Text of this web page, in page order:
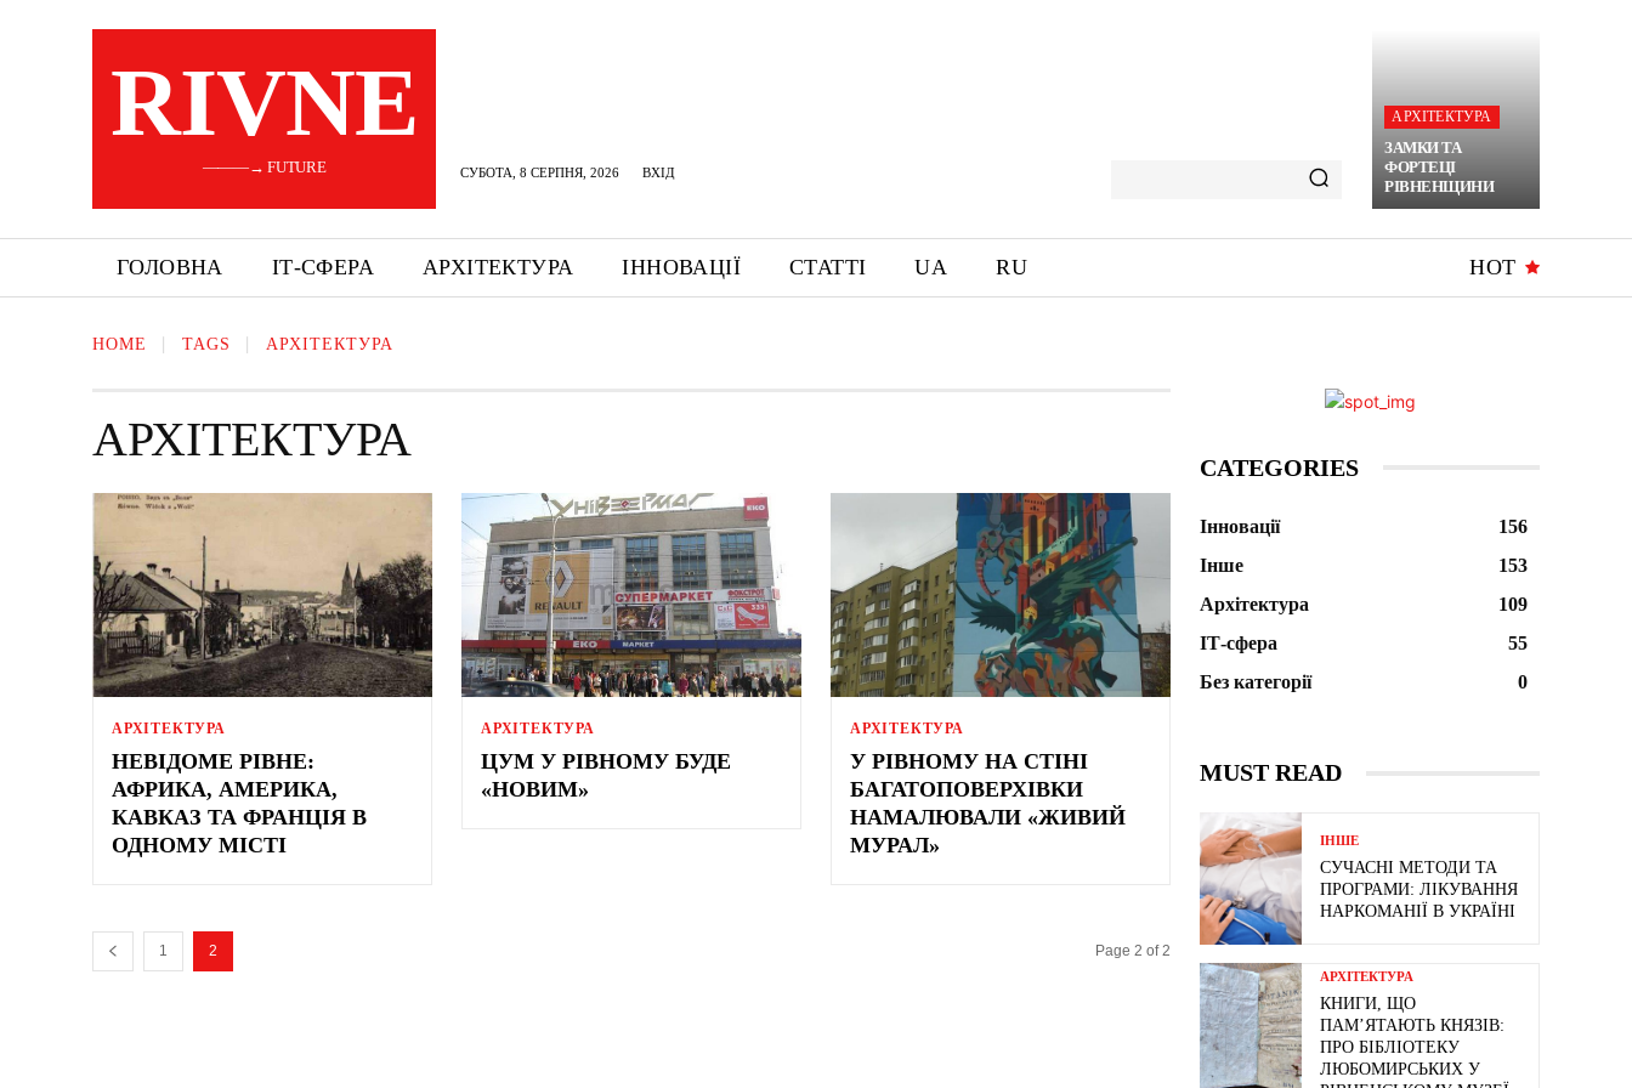
RIVNE
———→ FUTURE СУБОТА, 8 СЕРПНЯ, 2026 ВХІД
АРХІТЕКТУРА
ЗАМКИ ТА
ФОРТЕЦІ
РІВНЕНЩИНИ
ГОЛОВНА ІТ-СФЕРА АРХІТЕКТУРА ІННОВАЦІЇ СТАТТІ UA RU HOT
HOME TAGS АРХІТЕКТУРА
АРХІТЕКТУРА
АРХІТЕКТУРА
НЕВІДОМЕ РІВНЕ:
АФРИКА, АМЕРИКА,
КАВКАЗ ТА ФРАНЦІЯ В
ОДНОМУ МІСТІ
АРХІТЕКТУРА
ЦУМ У РІВНОМУ БУДЕ
«НОВИМ»
АРХІТЕКТУРА
У РІВНОМУ НА СТІНІ
БАГАТОПОВЕРХІВКИ
НАМАЛЮВАЛИ «ЖИВИЙ
МУРАЛ»
1 2 Page 2 of 2
CATEGORIES
Інновації
156
Інше
153
Архітектура
109
ІТ-сфера
55
Без категорії
0
MUST READ
ІНШЕ
СУЧАСНІ МЕТОДИ ТА
ПРОГРАМИ: ЛІКУВАННЯ
НАРКОМАНІЇ В УКРАЇНІ
АРХІТЕКТУРА
КНИГИ, ЩО
ПАМ’ЯТАЮТЬ КНЯЗІВ:
ПРО БІБЛІОТЕКУ
ЛЮБОМИРСЬКИХ У